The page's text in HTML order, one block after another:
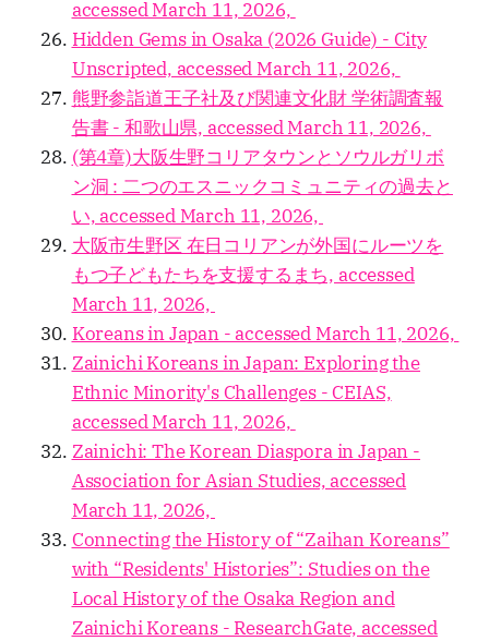
accessed March 11, 2026,
Hidden Gems in Osaka (2026 Guide) - City
Unscripted, accessed March 11, 2026,
熊野参詣道王子社及び関連文化財 学術調査報
告書 - 和歌山県, accessed March 11, 2026,
(第4章)大阪生野コリアタウンとソウルガリボ
ン洞 : 二つのエスニックコミュニティの過去と
い, accessed March 11, 2026,
大阪市生野区 在日コリアンが外国にルーツを
もつ子どもたちを支援するまち, accessed
March 11, 2026,
Koreans in Japan - accessed March 11, 2026,
Zainichi Koreans in Japan: Exploring the
Ethnic Minority's Challenges - CEIAS,
accessed March 11, 2026,
Zainichi: The Korean Diaspora in Japan -
Association for Asian Studies, accessed
March 11, 2026,
Connecting the History of “Zaihan Koreans”
with “Residents' Histories”: Studies on the
Local History of the Osaka Region and
Zainichi Koreans - ResearchGate, accessed